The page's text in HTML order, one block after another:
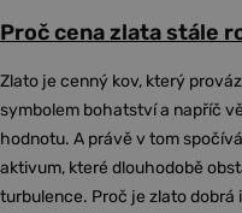
Proč cena zlata stále
Zlato je cenný kov, který
symbolem bohatství a napříč
hodnotu. A právě v tom
aktivum, které dlouhodobě
turbulence. Proč je zlato